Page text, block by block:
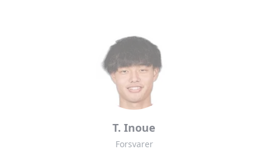
T. Inoue
Forsvarer